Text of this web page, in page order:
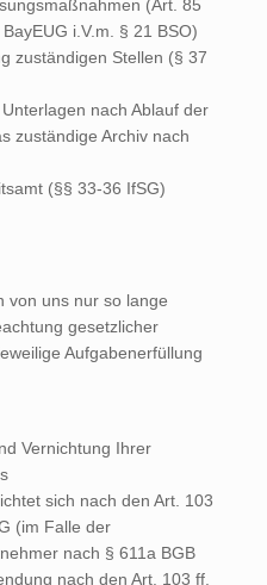
(Art. 85
i.V.m. § 21 BSO)
zuständigen Stellen (§ 37
nach Ablauf der
zuständige Archiv nach
(§§ 33-36 IfSG)
von uns nur so lange
gesetzlicher
Aufgabenerfüllung
Vernichtung Ihrer
sich nach den Art. 103
(im Falle der
nach § 611a BGB
nach den Art. 103 ff.